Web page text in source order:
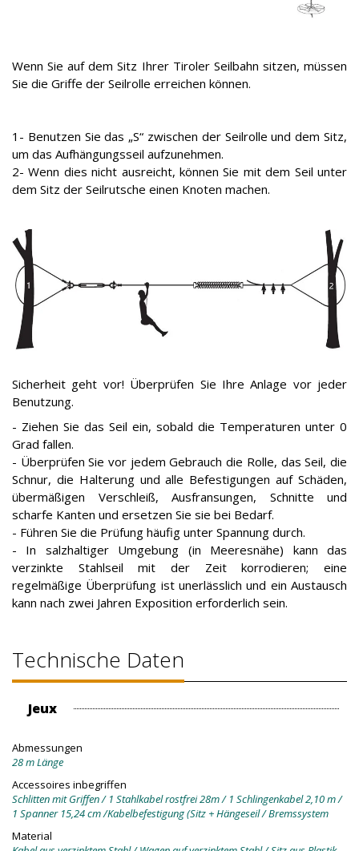
Wenn Sie auf dem Sitz Ihrer Tiroler Seilbahn sitzen, müssen
Sie die Griffe der Seilrolle erreichen können.
1- Benutzen Sie das „S“ zwischen der Seilrolle und dem Sitz,
um das Aufhängungsseil aufzunehmen.
2- Wenn dies nicht ausreicht, können Sie mit dem Seil unter
dem Sitz der Seilrutsche einen Knoten machen.
Sicherheit geht vor! Überprüfen Sie Ihre Anlage vor jeder
Benutzung.
- Ziehen Sie das Seil ein, sobald die Temperaturen unter 0
Grad fallen.
- Überprüfen Sie vor jedem Gebrauch die Rolle, das Seil, die
Schnur, die Halterung und alle Befestigungen auf Schäden,
übermäßigen Verschleiß, Ausfransungen, Schnitte und
scharfe Kanten und ersetzen Sie sie bei Bedarf.
- Führen Sie die Prüfung häufig unter Spannung durch.
- In salzhaltiger Umgebung (in Meeresnähe) kann das
verzinkte Stahlseil mit der Zeit korrodieren; eine
regelmäßige Überprüfung ist unerlässlich und ein Austausch
kann nach zwei Jahren Exposition erforderlich sein.
Technische Daten
Jeux
Abmessungen
28 m Länge
Accessoires inbegriffen
Schlitten mit Griffen / 1 Stahlkabel rostfrei 28m / 1 Schlingenkabel 2,10 m /
1 Spanner 15,24 cm /Kabelbefestigung (Sitz + Hängeseil / Bremssystem
Material